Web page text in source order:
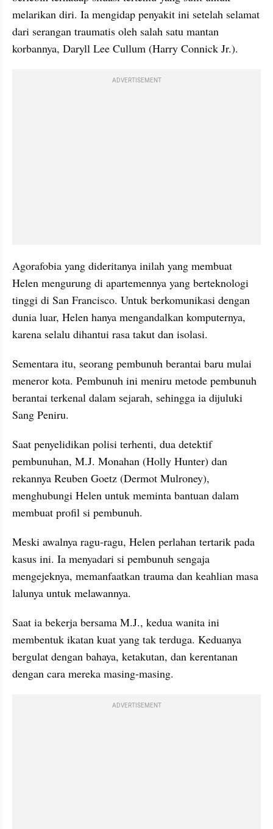
melarikan diri. Ia mengidap penyakit ini setelah selamat
dari serangan traumatis oleh salah satu mantan
korbannya, Daryll Lee Cullum (Harry Connick Jr.).
ADVERTISEMENT
Agorafobia yang dideritanya inilah yang membuat
Helen mengurung di apartemennya yang berteknologi
tinggi di San Francisco. Untuk berkomunikasi dengan
dunia luar, Helen hanya mengandalkan komputernya,
karena selalu dihantui rasa takut dan isolasi.
Sementara itu, seorang pembunuh berantai baru mulai
meneror kota. Pembunuh ini meniru metode pembunuh
berantai terkenal dalam sejarah, sehingga ia dijuluki
Sang Peniru.
Saat penyelidikan polisi terhenti, dua detektif
pembunuhan, M.J. Monahan (Holly Hunter) dan
rekannya Reuben Goetz (Dermot Mulroney),
menghubungi Helen untuk meminta bantuan dalam
membuat profil si pembunuh.
Meski awalnya ragu-ragu, Helen perlahan tertarik pada
kasus ini. Ia menyadari si pembunuh sengaja
mengejeknya, memanfaatkan trauma dan keahlian masa
lalunya untuk melawannya.
Saat ia bekerja bersama M.J., kedua wanita ini
membentuk ikatan kuat yang tak terduga. Keduanya
bergulat dengan bahaya, ketakutan, dan kerentanan
dengan cara mereka masing-masing.
ADVERTISEMENT